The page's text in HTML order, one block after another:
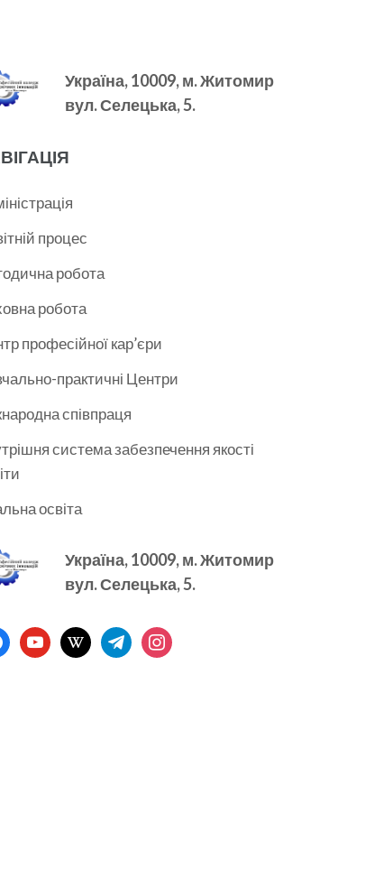
Україна, 10009, м.Житомир
вул. Селецька, 5.
процес
робота
робота
професійної кар’єри
практичні Центри
співпраця
система забезпечення якості
освіта
Україна, 10009, м.Житомир
вул. Селецька, 5.
youtubewikipediatelegraminstagram